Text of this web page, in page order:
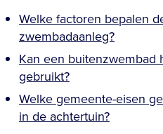
Welke factoren bepalen
zwembadaanleg?
Kan een buitenzwembad
gebruikt?
Welke gemeente-eisen
in de achtertuin?